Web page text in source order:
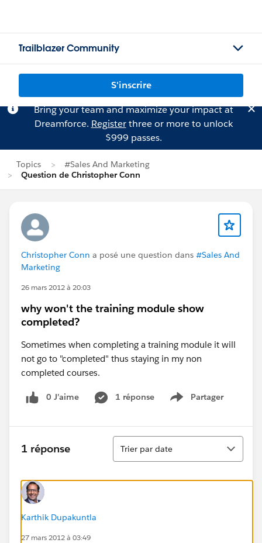
Trailblazer Community
S'inscrire
Bring your team and maximize your impact at
Dreamforce. Registerthree or more to unlock
$999 passes.
Topics
#Sales And Marketing
Question de Christopher Conn
Christopher Conn a posé une question dans #Sales And
Marketing
26 mars 2012 à 20:03
why won't the training module show
completed?
Sometimes when completing a training module it will
not go to "completed" thus staying in my non
completed courses.
0 J’aime 1 réponse Partager
Show menu
1 réponse
Tri
Trier par date
Karthik Dupakuntla
27 mars 2012 à 03:49